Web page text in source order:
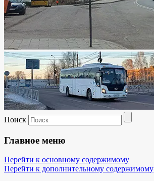
Поиск
Главное меню
Перейти к основному содержимому
Перейти к дополнительному содержимому